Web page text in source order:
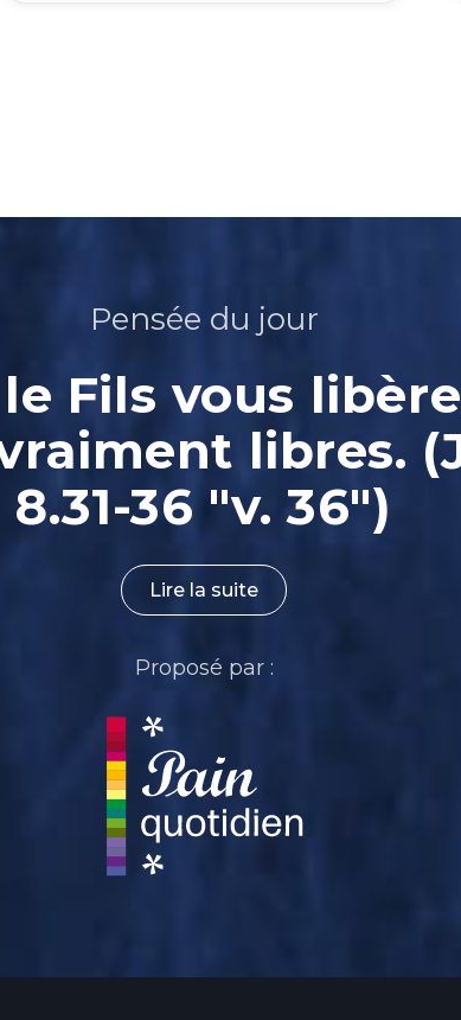
Pensée du jour
Fils vous
libres.
8.31-36 "v. 36")
Lire la suite
Proposé par :